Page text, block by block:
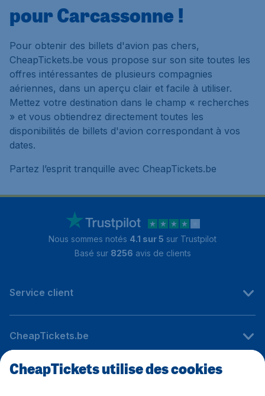
pour Carcassonne !
Pour obtenir des billets d'avion pas chers,
CheapTickets.be vous propose sur son site toutes les
offres intéressantes de plusieurs compagnies
aériennes, dans un aperçu clair et facile à utiliser.
Mettez votre destination dans le champ « recherches
» et vous obtiendrez directement toutes les
disponibilités de billets d'avion correspondant à vos
dates.
Partez l’esprit tranquille avec CheapTickets.be
Nous sommes notés 4.1 sur 5 sur Trustpilot
Basé sur 8256 avis de clients
Service client
CheapTickets.be
Sites internationaux
CheapTickets utilise des cookies